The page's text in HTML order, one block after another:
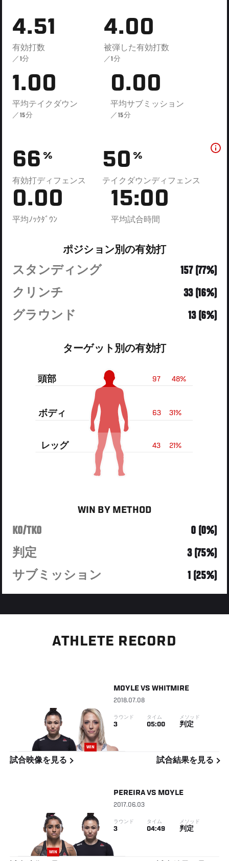
4.51
有効打数
／1分
4.00
被弾した有効打数
／1分
1.00
平均テイクダウン
／15分
0.00
平均サブミッション
／15分
66 %
有効打ディフェンス
50 %
テイクダウンディフェンス
0.00
平均ﾉｯｸﾀﾞｳﾝ
15:00
平均試合時間
ポジション別の有効打
スタンディング
157 (77%)
クリンチ
33 (16%)
グラウンド
13 (6%)
ターゲット別の有効打
48%
97
頭部
31%
63
ボディ
21%
43
レッグ
WIN BY METHOD
KO/TKO
0 (0%)
判定
3 (75%)
サブミッション
1 (25%)
ATHLETE RECORD
WIN
MOYLE VS WHITMIRE
2018.07.08
ラウンド
3
タイム
05:00
メソッド
判定
試合映像を見る 試合結果を見る
WIN
PEREIRAVS MOYLE
2017.06.03
ラウンド
3
タイム
04:49
メソッド
判定